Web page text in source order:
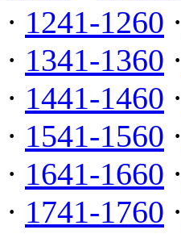
· 1241-1260 ·
· 1341-1360 ·
· 1441-1460 ·
· 1541-1560 ·
· 1641-1660 ·
· 1741-1760 ·